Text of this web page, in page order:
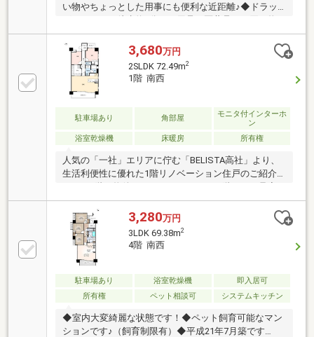
い物やちょっとした用事にも便利な近距離♪◆ドラッ
も気軽に☆◆郵便局まで徒歩約8分！各種手続きや荷
物の発送にも便利な住環境♪◇◆ブルーボックス不動
産ステーション 稲沢店◆◇『 中古物件×リフォーム』
を選択肢の一つに入れることで物件探しの幅が広がり
ます。中古戸建・マンションのリフォームを含めた住
宅購入の選択肢を幅広く提案致します！家探しのポイ
ントや流れなど丁寧に分かりやすくご説明いたします
♪◇こちらは内見予約も可能です◇ネットで見学予約
できる日程から日にちをお選びください！
3,680万円
2SLDK 72.49m2
1階 南西
駐車場あり 角部屋
モニタ付インターホ
ン
浴室乾燥機
床暖房 所有権
人気の「一社」エリアに佇む「BELISTA高社」より、
生活利便性に優れた1階リノベーション住戸のご紹介
を気にしなくてよいこと。小さなお子様やペットが走
り回っても気兼ねなく過ごせます。また、裏の駐車場
からオートロック扉を経て直接住戸の玄関へアクセス
できるため、まるで【平屋】のようなスムーズな使い
勝手も兼ね備えています。日々のワンちゃんのお散歩
や、重い荷物がある日もエレベーター待ちがなくスト
レスフリーです。室内は上質な空間にリノベーション
済み。大容量のファミリークローゼットも備わりすっ
ませんか？
3,280万円
3LDK 69.38m2
4階 南西
駐車場あり 浴室乾燥機
即入居可
所有権
ペット相談可 システムキッチン
◆室内大変綺麗な状態です！◆ペット飼育可能なマン
ションです♪（飼育制限有）◆平成21年7月築です